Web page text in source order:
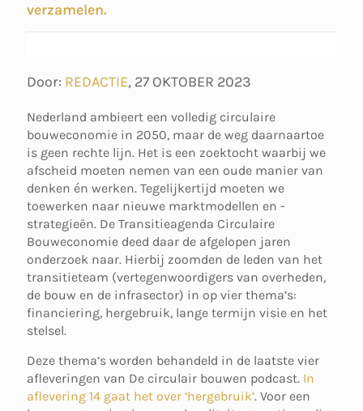
verzamelen.
Door: REDACTIE, 27 OKTOBER 2023
Nederland ambieert een volledig circulaire
bouweconomie in 2050, maar de weg daarnaartoe
is geen rechte lijn. Het is een zoektocht waarbij we
afscheid moeten nemen van een oude manier van
denken én werken. Tegelijkertijd moeten we
toewerken naar nieuwe marktmodellen en -
strategieën. De Transitieagenda Circulaire
Bouweconomie deed daar de afgelopen jaren
onderzoek naar. Hierbij zoomden de leden van het
transitieteam (vertegenwoordigers van overheden,
de bouw en de infrasector) in op vier thema’s:
financiering, hergebruik, lange termijn visie en het
stelsel.
Deze thema’s worden behandeld in de laatste vier
afleveringen van De circulair bouwen podcast. In
aflevering 14 gaat het over ‘hergebruik’. Voor een